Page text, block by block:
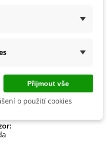
Přijmout vše
o použití cookies